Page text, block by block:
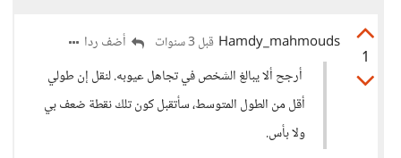
1
Hamdy_mahmouds قبل 3 سنوات
أضف ردا
أرجح ألا يبالغ الشخص في تجاهل عيوبه. لنقل إن طولي
أقل من الطول المتوسط، سأتقبل كون تلك نقطة ضعف بي
ولا بأس.